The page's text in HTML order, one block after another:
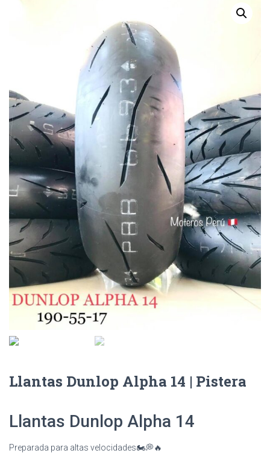
Llantas Dunlop Alpha 14 | Pistera
Llantas Dunlop Alpha 14
Preparada para altas velocidades🏍💭🔥